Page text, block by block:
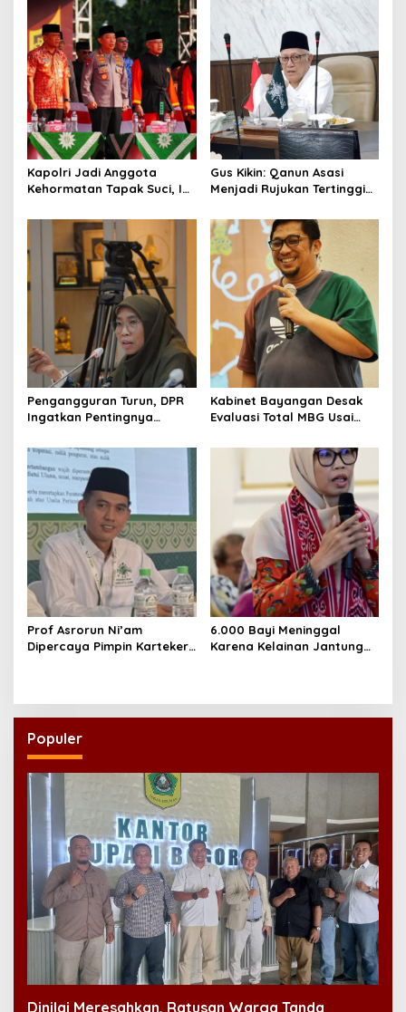
v
i
g
a
t
i
o
n
Kapolri Jadi Anggota
Kehormatan Tapak Suci, Ini
Gus Kikin: Qanun Asasi
Menjadi Rujukan Tertinggi
Pengangguran Turun, DPR
Ingatkan Pentingnya
yang Layak
Kabinet Bayangan Desak
Evaluasi Total MBG Usai
Massal
Prof Asrorun Ni’am
Dipercaya Pimpin Karteker
6.000 Bayi Meninggal
Karena Kelainan Jantung
Populer
Dinilai Meresahkan, Ratusan Warga Tanda